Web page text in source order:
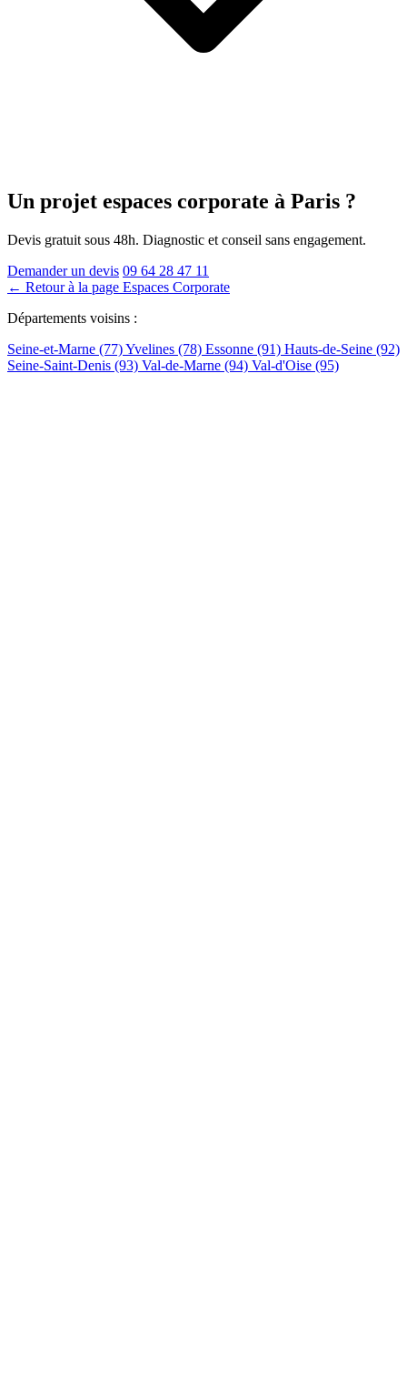
Un projet espaces corporate à Paris ?
Devis gratuit sous 48h. Diagnostic et conseil sans engagement.
Demander un devis 09 64 28 47 11
← Retour à la page Espaces Corporate
Départements voisins :
Seine-et-Marne (77)Yvelines (78) Essonne (91) Hauts-de-Seine (92)
Seine-Saint-Denis (93) Val-de-Marne (94) Val-d'Oise (95)